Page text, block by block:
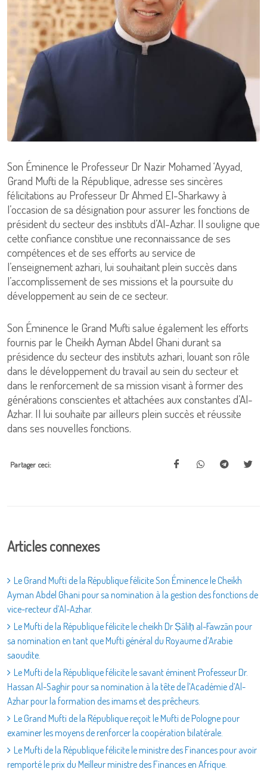
Son Éminence le Professeur Dr Nazir Mohamed ‘Ayyad,
Grand Mufti de la République, adresse ses sincères
félicitations au Professeur Dr Ahmed El-Sharkawy à
l’occasion de sa désignation pour assurer les fonctions de
président du secteur des instituts d’Al-Azhar. Il souligne que
cette confiance constitue une reconnaissance de ses
compétences et de ses efforts au service de
l’enseignement azhari, lui souhaitant plein succès dans
l’accomplissement de ses missions et la poursuite du
développement au sein de ce secteur.
Son Éminence le Grand Mufti salue également les efforts
fournis par le Cheikh Ayman Abdel Ghani durant sa
présidence du secteur des instituts azhari, louant son rôle
dans le développement du travail au sein du secteur et
dans le renforcement de sa mission visant à former des
générations conscientes et attachées aux constantes d’Al-
Azhar. Il lui souhaite par ailleurs plein succès et réussite
dans ses nouvelles fonctions.
Partager ceci:
Articles connexes
Le Grand Mufti de la République félicite Son Éminence le Cheikh
Ayman Abdel Ghani pour sa nomination à la gestion des fonctions de
vice-recteur d’Al-Azhar.
Le Mufti de la République félicite le cheikh Dr Ṣāliḥ al-Fawzān pour
sa nomination en tant que Mufti général du Royaume d’Arabie
saoudite.
Le Mufti de la République félicite le savant éminent Professeur Dr.
Hassan Al-Saghir pour sa nomination à la tête de l’Académie d’Al-
Azhar pour la formation des imams et des prêcheurs.
Le Grand Mufti de la République reçoit le Mufti de Pologne pour
examiner les moyens de renforcer la coopération bilatérale.
Le Mufti de la République félicite le ministre des Finances pour avoir
remporté le prix du Meilleur ministre des Finances en Afrique.